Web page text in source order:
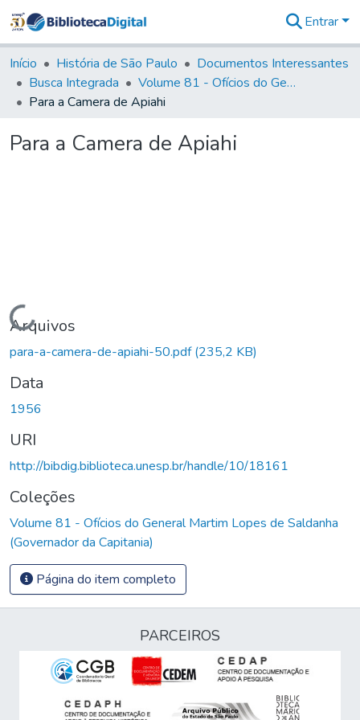
&
Coleções
Tudo na
Biblioteca
Estatísticas
Entrar
Início História de São Paulo
Documentos Interessantes
Busca Integrada
Volume 81 - Ofícios do General Martim Lopes de Saldanha (Governador da Capitania)
Para a Camera de Apiahi
Para a Camera de Apiahi
Carregando...
Arquivos
para-a-camera-de-apiahi-50.pdf(235,2 KB)
Data
1956
URI
http://bibdig.biblioteca.unesp.br/handle/10/18161
Coleções
Volume 81 - Ofícios do General Martim Lopes de Saldanha
(Governador da Capitania)
Página do item completo
PARCEIROS